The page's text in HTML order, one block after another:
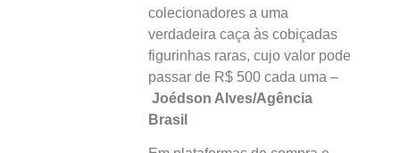
colecionadores a uma
verdadeira caça às cobiçadas
figurinhas raras, cujo valor pode
passar de R$ 500 cada uma –
Joédson Alves/Agência
Brasil